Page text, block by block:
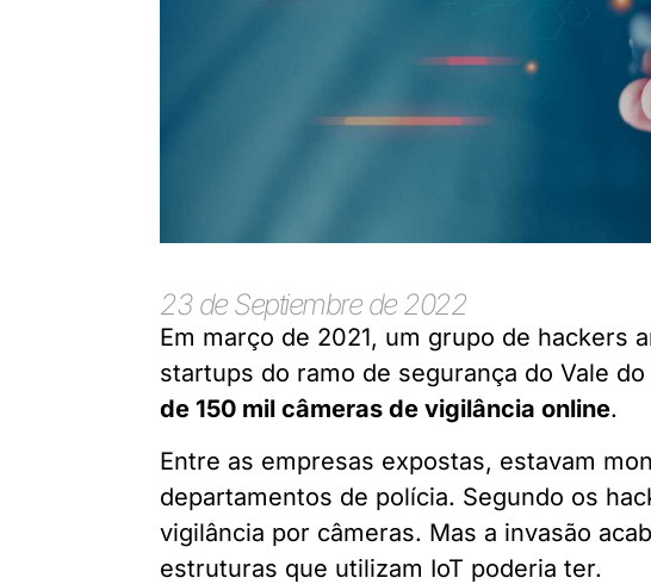
23 de Septiembre de 2022
Em março de 2021, um grupo de hackers
startups do ramo de segurança do Vale
de 150 mil câmeras de vigilância online.
Entre as empresas expostas, estavam
departamentos de polícia. Segundo os
vigilância por câmeras. Mas a invasão
estruturas que utilizam IoT poderia ter.